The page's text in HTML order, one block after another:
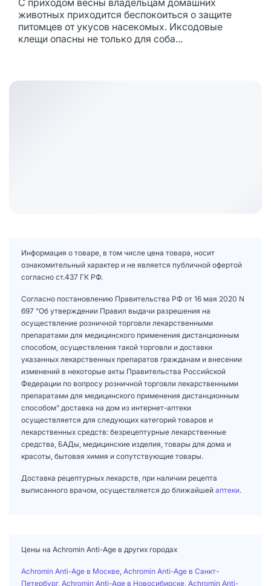
С приходом весны владельцам домашних
животных приходится беспокоиться о защите
питомцев от укусов насекомых. Иксодовые
клещи опасны не только для соба...
Информация о товаре, в том числе цена товара, носит
ознакомительный характер и не является публичной офертой
согласно ст.437 ГК РФ.
Согласно постановлению Правительства РФ от 16 мая 2020 N
697 "Об утверждении Правил выдачи разрешения на
осуществление розничной торговли лекарственными
препаратами для медицинского применения дистанционным
способом, осуществления такой торговли и доставки
указанных лекарственных препаратов гражданам и внесении
изменений в некоторые акты Правительства Российской
Федерации по вопросу розничной торговли лекарственными
препаратами для медицинского применения дистанционным
способом" доставка на дом из интернет-аптеки
осуществляется для следующих категорий товаров и
лекарственных средств: безрецептурные лекарственные
средства, БАДы, медицинские изделия, товары для дома и
красоты, бытовая химия и сопутствующие товары.
Доставка рецептурных лекарств, при наличии рецепта
выписанного врачом, осуществляется до ближайшей аптеки.
Цены на Achromin Anti-Age в других городах
Achromin Anti-Age в Москве Achromin Anti-Age в Санкт-
Петербург, Achromin Anti-Age в Новосибирске Achromin Anti-